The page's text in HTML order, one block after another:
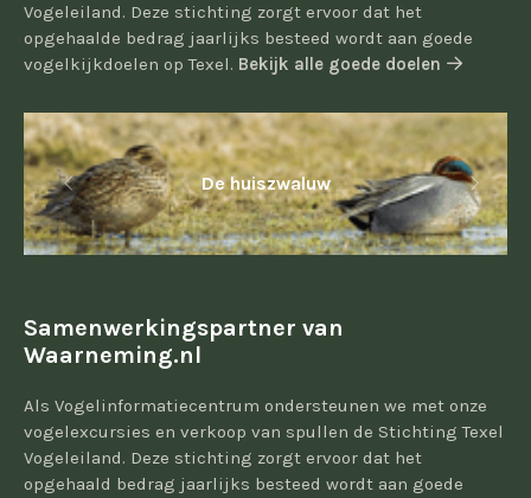
Vogeleiland. Deze stichting zorgt ervoor dat het
opgehaalde bedrag jaarlijks besteed wordt aan goede
vogelkijkdoelen op Texel. Bekijk alle goede doelen
De huiszwaluw
Samenwerkingspartner van
Waarneming.nl
Als Vogelinformatiecentrum ondersteunen we met onze
vogelexcursies en verkoop van spullen de Stichting Texel
Vogeleiland. Deze stichting zorgt ervoor dat het
opgehaald bedrag jaarlijks besteed wordt aan goede